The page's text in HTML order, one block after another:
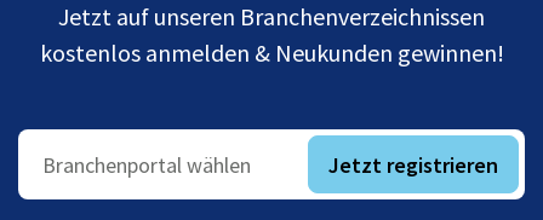
Jetzt auf unseren Branchenverzeichnissen
kostenlos anmelden & Neukunden gewinnen!
Branchenportal wählen Jetzt registrieren